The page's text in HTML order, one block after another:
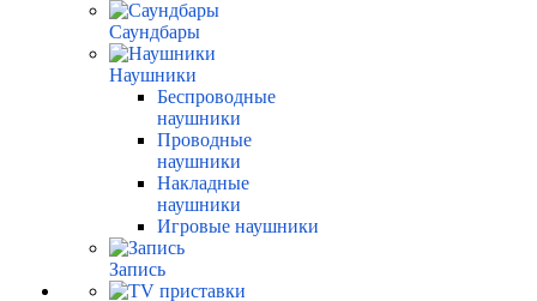
Саундбары
Наушники
Беспроводные
наушники
Проводные
наушники
Накладные
наушники
Игровые наушники
Запись